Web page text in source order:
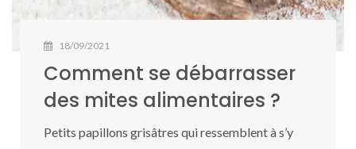
18/09/2021
Comment se débarrasser
des mites alimentaires ?
Petits papillons grisâtres qui ressemblent à s’y